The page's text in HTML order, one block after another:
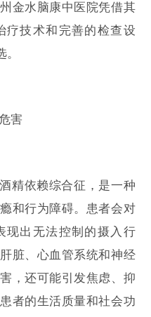
金水脑康中医院凭借其
疗技术和完善的检查设
害
精依赖综合征，是一种
和行为障碍。患者会对
现出无法控制的摄入行
脏、心血管系统和神经
，还可能引发焦虑、抑
者的生活质量和社会功